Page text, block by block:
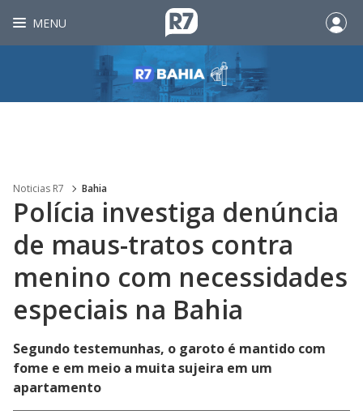
MENU
Noticias R7 Bahia
Polícia investiga denúncia
de maus-tratos contra
menino com necessidades
especiais na Bahia
Segundo testemunhas, o garoto é mantido com
fome e em meio a muita sujeira em um
apartamento